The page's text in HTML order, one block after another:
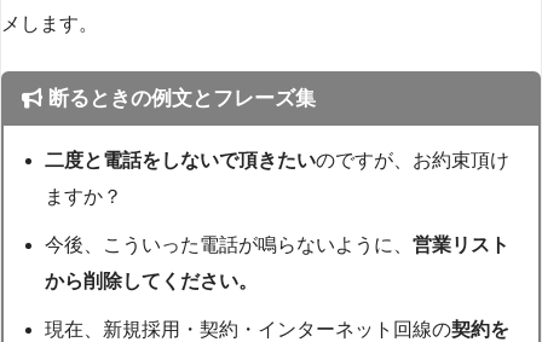
メします。
断るときの例文とフレーズ集
二度と電話をしないで頂きたいのですが、お約束頂け
ますか？
今後、こういった電話が鳴らないように、営業リスト
から削除してください。
現在、新規採用・契約・インターネット回線の契約を